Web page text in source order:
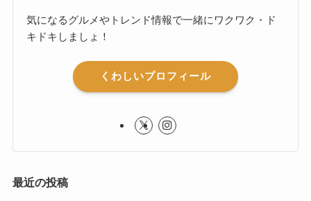
気になるグルメやトレンド情報で一緒にワクワク・ド
キドキしましょ！
くわしいプロフィール
最近の投稿